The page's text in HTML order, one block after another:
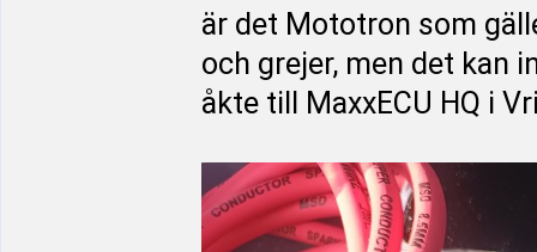
är det Mototron som
och grejer, men det kan
åkte till MaxxECU HQ i